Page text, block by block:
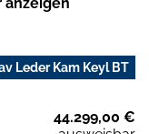
Leder Kam Keyl BT
44.299,00 €